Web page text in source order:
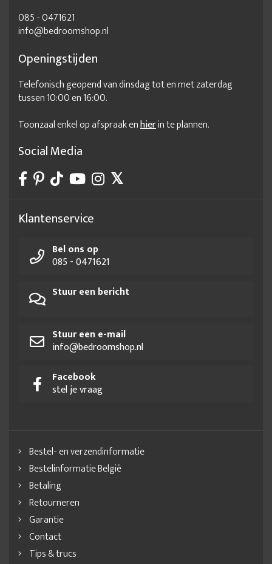
085 - 0471621
info@bedroomshop.nl
Openingstijden
Telefonisch geopend van dinsdag tot en met zaterdag
tussen 10:00 en 16:00.
Toonzaal enkel op afspraak enhierin te plannen.
Social Media
Klantenservice
Bel ons op
085 - 0471621
Stuur een bericht
Stuur een e-mail
info@bedroomshop.nl
Facebook
stel je vraag
Bestel- en verzendinformatie
Bestelinformatie België
Betaling
Retourneren
Garantie
Contact
Tips & trucs